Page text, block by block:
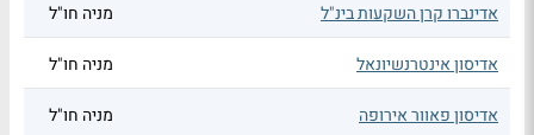
אדינברו קרן השקעות בינ"ל מניה חו"ל
אדיסון אינטרנשיונאל מניה חו"ל
אדיסון פאוור אירופה מניה חו"ל